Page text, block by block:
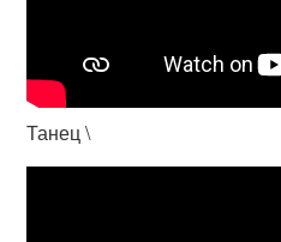
Танец \